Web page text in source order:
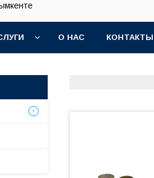
О НАС КОНТАКТЫ